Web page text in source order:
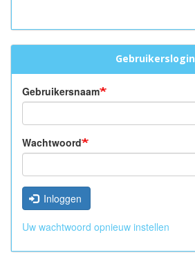
Gebruikerslogin
Gebruikersnaam
Wachtwoord
Inloggen
Uw wachtwoord opnieuw instellen